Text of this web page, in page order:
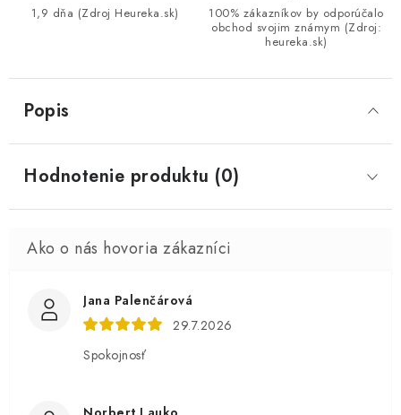
1,9 dňa (Zdroj Heureka.sk)
100% zákazníkov by odporúčalo
obchod svojim známym (Zdroj:
heureka.sk)
Popis
Hodnotenie produktu (0)
Jana Palenčárová
29.7.2026
Spokojnosť